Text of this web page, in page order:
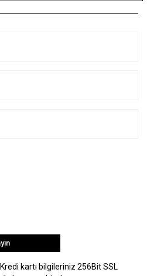
kartı bilgileriniz 256Bit SSL